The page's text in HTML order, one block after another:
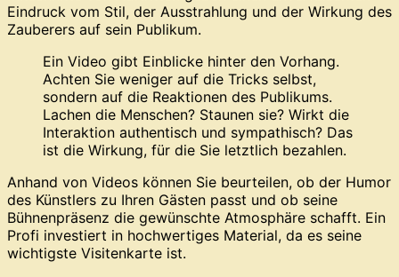
Eindruck vom Stil, der Ausstrahlung und der Wirkung des
Zauberers auf sein Publikum.
Ein Video gibt Einblicke hinter den Vorhang.
Achten Sie weniger auf die Tricks selbst,
sondern auf die Reaktionen des Publikums.
Lachen die Menschen? Staunen sie? Wirkt die
Interaktion authentisch und sympathisch? Das
ist die Wirkung, für die Sie letztlich bezahlen.
Anhand von Videos können Sie beurteilen, ob der Humor
des Künstlers zu Ihren Gästen passt und ob seine
Bühnenpräsenz die gewünschte Atmosphäre schafft. Ein
Profi investiert in hochwertiges Material, da es seine
wichtigste Visitenkarte ist.